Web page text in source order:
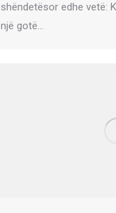
shëndetësor edhe vetë:
një gotë…